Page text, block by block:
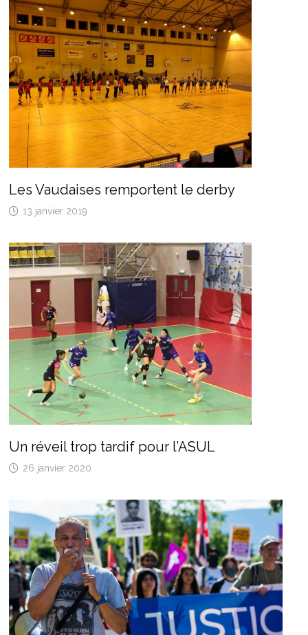
Les Vaudaises remportent le derby
13 janvier 2019
Un réveil trop tardif pour l’ASUL
26 janvier 2020